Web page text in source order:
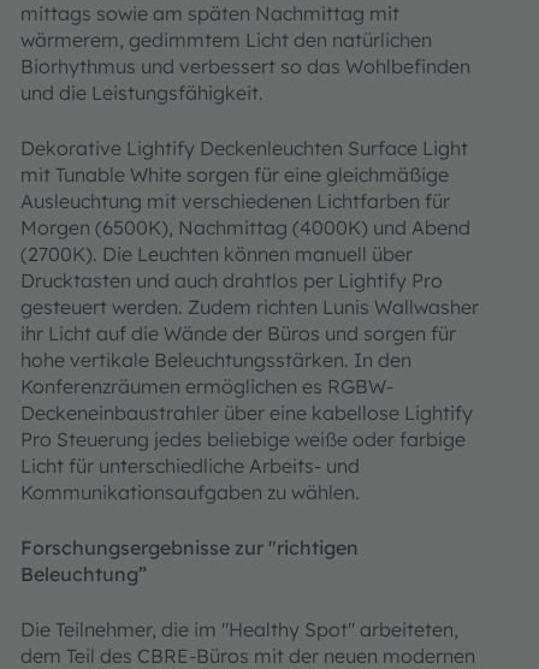
mittags sowie am späten Nachmittag mit
wärmerem, gedimmtem Licht den natürlichen
Biorhythmus und verbessert so das Wohlbefinden
und die Leistungsfähigkeit.
Dekorative Lightify Deckenleuchten Surface Light
mit Tunable White sorgen für eine gleichmäßige
Ausleuchtung mit verschiedenen Lichtfarben für
Morgen (6500K), Nachmittag (4000K) und Abend
(2700K). Die Leuchten können manuell über
Drucktasten und auch drahtlos per Lightify Pro
gesteuert werden. Zudem richten Lunis Wallwasher
ihr Licht auf die Wände der Büros und sorgen für
hohe vertikale Beleuchtungsstärken. In den
Konferenzräumen ermöglichen es RGBW-
Deckeneinbaustrahler über eine kabellose Lightify
Pro Steuerung jedes beliebige weiße oder farbige
Licht für unterschiedliche Arbeits- und
Kommunikationsaufgaben zu wählen.
Forschungsergebnisse zur "richtigen
Beleuchtung”
Die Teilnehmer, die im "Healthy Spot" arbeiteten,
dem Teil des CBRE-Büros mit der neuen modernen